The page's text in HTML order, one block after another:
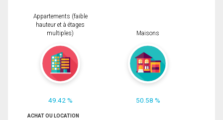
Appartements (faible
hauteur et à étages
multiples)
49.42 %
Maisons
50.58 %
ACHAT OU LOCATION